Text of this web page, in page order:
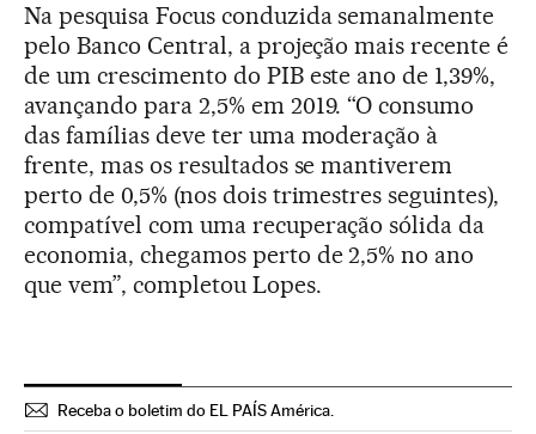
Na pesquisa Focus conduzida semanalmente
pelo Banco Central, a projeção mais recente é
de um crescimento do PIB este ano de 1,39%,
avançando para 2,5% em 2019. “O consumo
das famílias deve ter uma moderação à
frente, mas os resultados se mantiverem
perto de 0,5% (nos dois trimestres seguintes),
compatível com uma recuperação sólida da
economia, chegamos perto de 2,5% no ano
que vem”, completou Lopes.
Receba o boletim do EL PAÍS América.